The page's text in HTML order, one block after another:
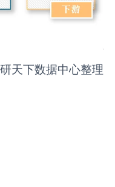
天下数据中心整理